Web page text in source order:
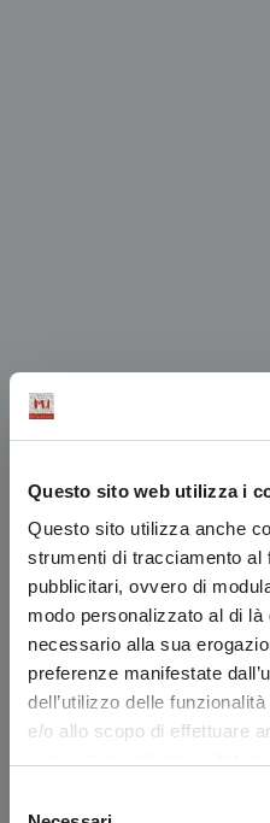
Questo sito web utilizza i
Questo sito utilizza anche
strumenti di tracciamento al
pubblicitari, ovvero di
modo personalizzato al di
necessario alla sua
preferenze manifestate
dell’utilizzo delle
e/o allo scopo di effettuare
nostro sito, con i nostri